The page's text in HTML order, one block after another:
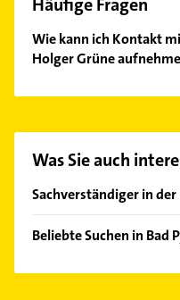
Wie kann ich Kontakt
Holger Grüne
auswählen. Hier finden
Was Sie auch
Sachverständiger in
Lügde
Schieder-Schwalenberg
Beliebte Suchen in Bad